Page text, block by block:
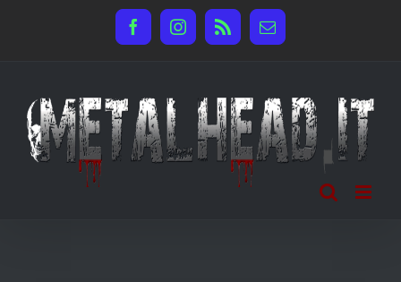
FacebookInstagram
Rss Email